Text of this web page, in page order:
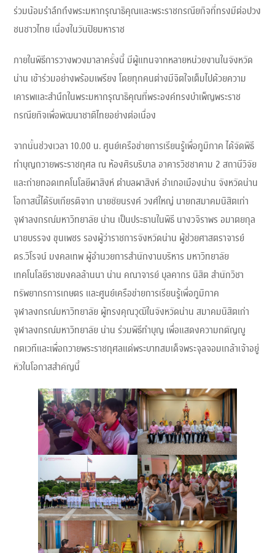
ร่วมน้อมรำลึกถึงพระมหากรุณาธิคุณและพระราชกรณียกิจที่ทรงมีต่อปวง
ชนชาวไทย เนื่องในวันปิยมหาราช
ภายในพิธีการวางพวงมาลาครั้งนี้ มีผู้แทนจากหลายหน่วยงานในจังหวัด
น่าน เข้าร่วมอย่างพร้อมเพรียง โดยทุกคนต่างมีจิตใจเต็มไปด้วยความ
เคารพและสำนึกในพระมหากรุณาธิคุณที่พระองค์ทรงบำเพ็ญพระราช
กรณียกิจเพื่อพัฒนาชาติไทยอย่างต่อเนื่อง
จากนั้นช่วงเวลา 10.00 น. ศูนย์เครือข่ายการเรียนรู้เพื่อภูมิภาค ได้จัดพิธี
ทำบุญถวายพระราชกุศล ณ ห้องศิรบริบาล อาคารวิชชาคาม 2 สถานีวิจัย
และถ่ายทอดเทคโนโลยีผาสิงห์ ตำบลผาสิงห์ อำเภอเมืองน่าน จังหวัดน่าน
โอกาสนี้ได้รับเกียรติจาก นายชัยนรงค์ วงศ์ใหญ่ นายกสมาคมนิสิตเก่า
จุฬาลงกรณ์มหาวิทยาลัย น่าน เป็นประธานในพิธี นางวจิราพร อมาตยกุล
นายบรรจง ขุนเพชร รองผู้ว่าราชการจังหวัดน่าน ผู้ช่วยศาสตราจารย์
ดร.วิโรจน์ มงคลเทพ ผู้อำนวยการสำนักงานบริหาร มหาวิทยาลัย
เทคโนโลยีราชมงคลล้านนา น่าน คณาจารย์ บุลคากร นิสิต สำนักวิชา
ทรัพยากรการเกษตร และศูนย์เครือข่ายการเรียนรู้เพื่อภูมิภาค
จุฬาลงกรณ์มหาวิทยาลัย ผู้ทรงคุณวุฒิในจังหวัดน่าน สมาคมนิสิตเก่า
จุฬาลงกรณ์มหาวิทยาลัย น่าน ร่วมพิธีทำบุญ เพื่อแสดงความกตัญญู
กตเวทีและเพื่อถวายพระราชกุศลแด่พระบาทสมเด็จพระจุลจอมเกล้าเจ้าอยู่
หัวในโอกาสสำคัญนี้